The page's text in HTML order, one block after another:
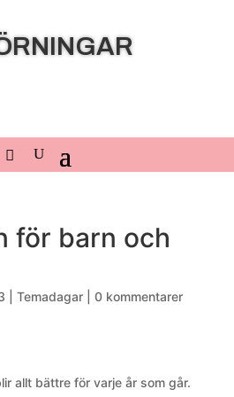
för barn och
Temadagar| 0 kommentarer
allt bättre för varje år som går.